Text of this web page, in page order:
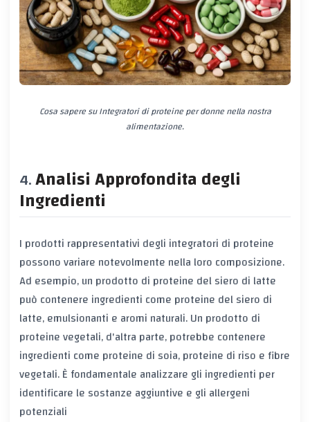
Cosa sapere su Integratori di proteine per donne nella nostra
alimentazione.
Analisi Approfondita degli
Ingredienti
I prodotti rappresentativi degli integratori di proteine
possono variare notevolmente nella loro composizione.
Ad esempio, un prodotto di proteine del siero di latte
può contenere ingredienti come proteine del siero di
latte, emulsionanti e aromi naturali. Un prodotto di
proteine vegetali, d'altra parte, potrebbe contenere
ingredienti come proteine di soia, proteine di riso e fibre
vegetali. È fondamentale analizzare gli ingredienti per
identificare le sostanze aggiuntive e gli allergeni
potenziali